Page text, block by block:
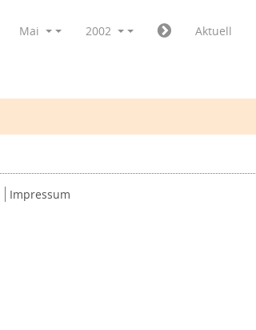
Mai 2002 Aktuell
Impressum